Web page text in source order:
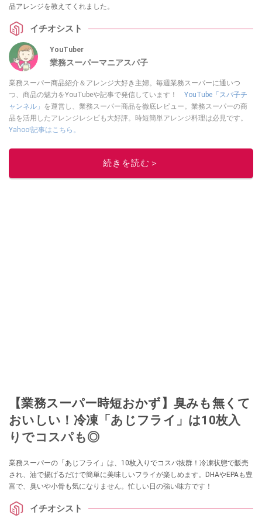
品アレンジを教えてくれました。
イチオシスト
YouTuber
業務スーパーマニアスパ子
業務スーパー商品紹介＆アレンジ大好き主婦。毎週業務スーパーに通いつ
つ、商品の魅力をYouTubeや記事で発信しています！ YouTube「スパ子チ
ャンネル」 を運営し、業務スーパー商品を徹底レビュー。業務スーパーの商
品を活用したアレンジレシピも大好評。時短簡単アレンジ料理は必見です。
Yahoo!記事はこちら。
このイチオシストの他の記事を読む
続きを読む＞
【業務スーパー時短おかず】臭みも無くて
おいしい！冷凍「あじフライ」は10枚入
りでコスパも◎
業務スーパーの「あじフライ」は、10枚入りでコスパ抜群！冷凍状態で販売
され、油で揚げるだけで簡単に美味しいフライが楽しめます。DHAやEPAも豊
富で、臭いや小骨も気になりません。忙しい日の強い味方です！
イチオシスト